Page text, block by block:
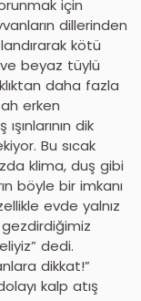
için
dillerinden
kötü
ve beyaz tüylü
daha fazla
erken
dik
Bu sıcak
klima, duş gibi
böyle bir imkanı
evde yalnız
gezdirdiğimiz
dedi.
dikkat!”
kalp atış